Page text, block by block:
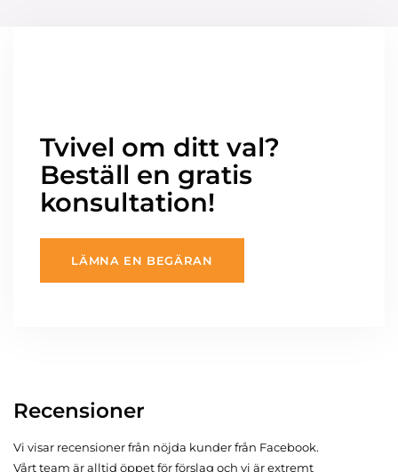
Tvivel om ditt val?
Beställ en gratis
konsultation!
LÄMNA EN BEGÄRAN
Recensioner
Vi visar recensioner från nöjda kunder från Facebook.
Vårt team är alltid öppet för förslag och vi är extremt